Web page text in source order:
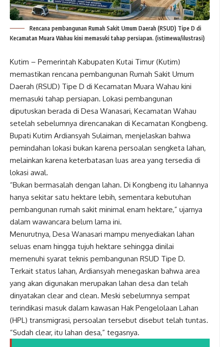
Rencana pembangunan Rumah Sakit Umum Daerah (RSUD) Tipe D di
Kecamatan Muara Wahau kini memasuki tahap persiapan. (istimewa/ilustrasi)
Kutim – Pemerintah Kabupaten Kutai Timur (Kutim)
memastikan rencana pembangunan Rumah Sakit Umum
Daerah (RSUD) Tipe D di Kecamatan Muara Wahau kini
memasuki tahap persiapan. Lokasi pembangunan
diputuskan berada di Desa Wanasari, Kecamatan Wahau
setelah sebelumnya direncanakan di Kecamatan Kongbeng.
Bupati Kutim Ardiansyah Sulaiman, menjelaskan bahwa
pemindahan lokasi bukan karena persoalan sengketa lahan,
melainkan karena keterbatasan luas area yang tersedia di
lokasi awal.
“Bukan bermasalah dengan lahan. Di Kongbeng itu lahannya
hanya sekitar satu hektare lebih, sementara kebutuhan
pembangunan rumah sakit minimal enam hektare,” ujarnya
dalam wawancara belum lama ini.
Menurutnya, Desa Wanasari mampu menyediakan lahan
seluas enam hingga tujuh hektare sehingga dinilai
memenuhi syarat teknis pembangunan RSUD Tipe D.
Terkait status lahan, Ardiansyah menegaskan bahwa area
yang akan digunakan merupakan lahan desa dan telah
dinyatakan clear and clean. Meski sebelumnya sempat
terindikasi masuk dalam kawasan Hak Pengelolaan Lahan
(HPL) transmigrasi, persoalan tersebut disebut telah tuntas.
“Sudah clear, itu lahan desa,” tegasnya.